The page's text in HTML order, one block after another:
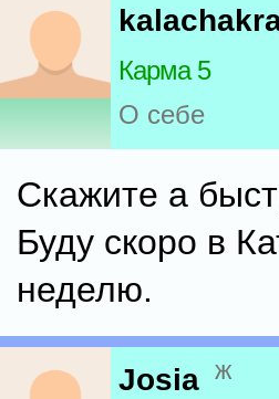
Карма 5
О себе
Скажите а
Буду скоро в
неделю.
Josia ж